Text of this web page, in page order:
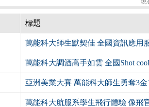
現
標題
萬能科大師生默契佳 全國資訊應用
萬能科大調酒高手如雲 全國Shot
亞洲美業大賽 萬能科大師生勇奪3金
萬能科大航服系學生飛行體驗 像飛